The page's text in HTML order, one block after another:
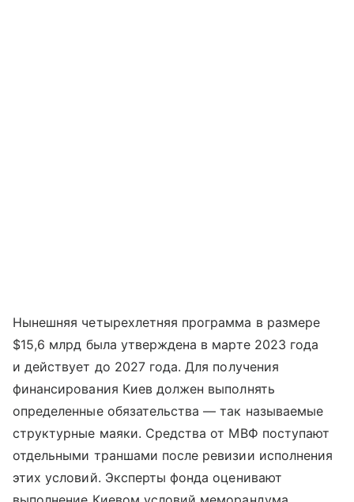
Нынешняя четырехлетняя программа в размере
$15,6 млрд была утверждена в марте 2023 года
и действует до 2027 года. Для получения
финансирования Киев должен выполнять
определенные обязательства — так называемые
структурные маяки. Средства от МВФ поступают
отдельными траншами после ревизии исполнения
этих условий. Эксперты фонда оценивают